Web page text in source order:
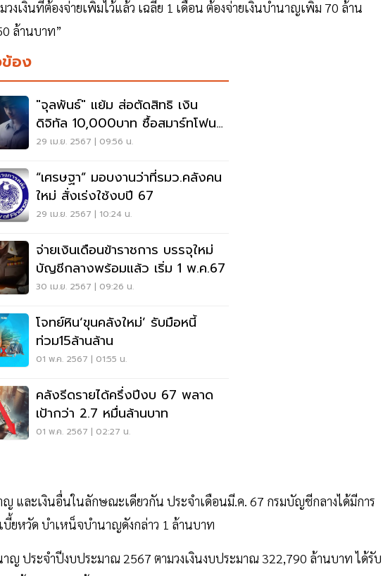
งเงินที่ต้องจ่ายเพิ่มไว้แล้ว เฉลี่ย 1 เดือน ต้องจ่ายเงินบำนาญเพิ่ม 70 ล้าน
ล้านบาท”
ข้อง
"จุลพันธ์" แย้ม ส่อตัดสิทธิ เงิน
ดิจิทัล 10,000บาท ซื้อสมาร์ทโฟน
ไม่ได้
29 เม.ย. 2567 | 09:56 น.
“เศรษฐา” มอบงานว่าที่รมว.คลังคน
ใหม่ สั่งเร่งใช้งบปี 67
29 เม.ย. 2567 | 10:24 น.
จ่ายเงินเดือนข้าราชการ บรรจุใหม่
บัญชีกลางพร้อมแล้ว เริ่ม 1 พ.ค.67
30 เม.ย. 2567 | 09:26 น.
โจทย์หิน‘ขุนคลังใหม่’ รับมือหนี้
ท่วม15ล้านล้าน
01 พ.ค. 2567 | 01:55 น.
คลังรีดรายได้ครึ่งปีงบ 67 พลาด
เป้ากว่า 2.7 หมื่นล้านบาท
01 พ.ค. 2567 | 02:27 น.
และเงินอื่นในลักษณะเดียวกัน ประจำเดือนมี.ค. 67 กรมบัญชีกลางได้มีการ
ยหวัด บำเหน็จบำนาญดังกล่าว 1 ล้านบาท
ญ ประจำปีงบประมาณ 2567 ตามวงเงินงบประมาณ 322,790 ล้านบาท ได้รับ